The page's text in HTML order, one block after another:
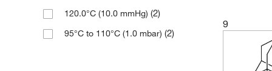
Shiny Crystalline Flakes(2)
120.0°C (10.0 mmHg) (2)
95°C to 110°C (1.0 mbar) (2)
9